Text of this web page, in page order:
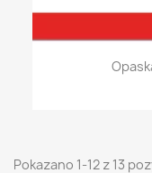
Pokazano 1-12 z 13